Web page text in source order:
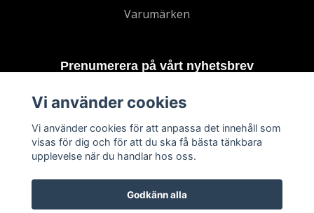
Varumärken
Prenumerera på vårt nyhetsbrev
Vi använder cookies
Vi använder cookies för att anpassa det innehåll som
visas för dig och för att du ska få bästa tänkbara
upplevelse när du handlar hos oss.
Godkänn alla